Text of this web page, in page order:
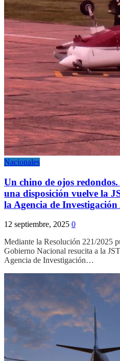
Nacionales
Un chino de ojos
una disposición vuelve la
la Agencia de
12 septiembre, 2025 0
Mediante la Resolución 221/2025
Gobierno Nacional resucita a la
Agencia de Investigación…